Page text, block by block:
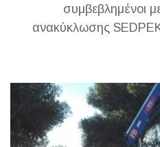
συμβεβλημένοι
ανακύκλωσης